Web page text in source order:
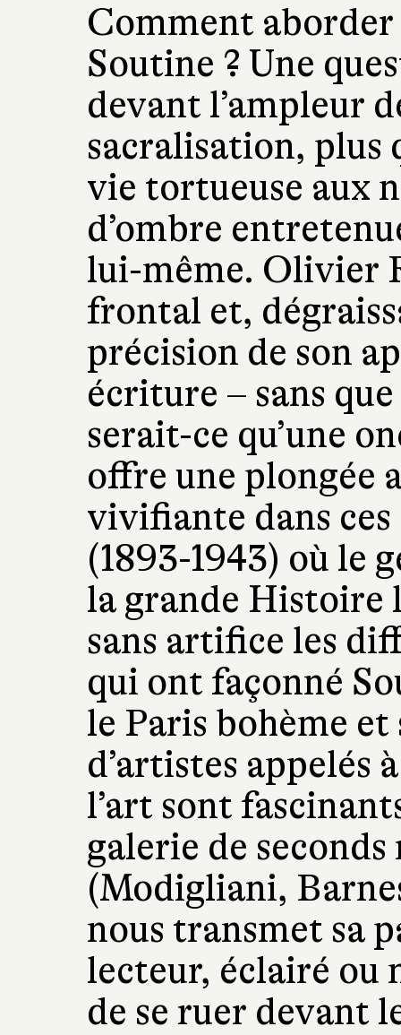
Comment
Soutine ? Une
devant l’ampleur
sacralisation, plus
vie tortueuse aux
d’ombre
lui-même. Olivier
frontal et,
précision de son
écriture – sans
serait-ce qu’une
offre une plongée
vivifiante dans
(1893-1943) où le
la grande Histoire
sans artifice les
qui ont façonné
le Paris bohème
d’artistes appelés
l’art sont
galerie de
(Modigliani,
nous transmet sa
lecteur, éclairé ou
de se ruer devant